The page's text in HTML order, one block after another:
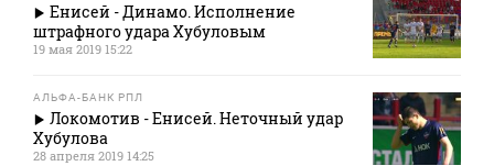
Енисей - Динамо. Исполнение
штрафного удара Хубуловым
19 мая 2019 15:22
АЛЬФА-БАНК РПЛ
Локомотив - Енисей. Неточный удар
Хубулова
28 апреля 2019 14:25